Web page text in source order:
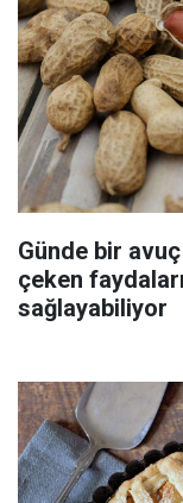
Günde bir
çeken
sağlayabiliyor